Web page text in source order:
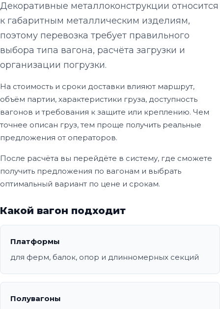
Декоративные металлоконструкции относится
к габаритным металлическим изделиям,
поэтому перевозка требует правильного
выбора типа вагона, расчёта загрузки и
организации погрузки.
На стоимость и сроки доставки влияют маршрут,
объём партии, характеристики груза, доступность
вагонов и требования к защите или креплению. Чем
точнее описан груз, тем проще получить реальные
предложения от операторов.
После расчёта вы перейдёте в систему, где сможете
получить предложения по вагонам и выбрать
оптимальный вариант по цене и срокам.
Какой вагон подходит
Платформы
для ферм, балок, опор и длинномерных секций
Полувагоны